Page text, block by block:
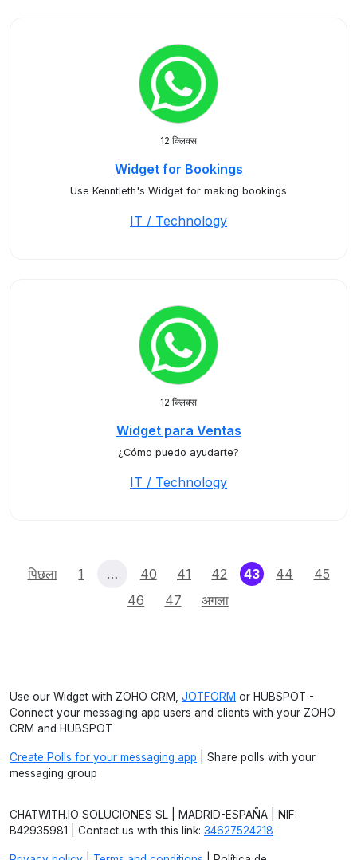
12 क्लिक्स
Widget for Bookings
Use Kenntleth's Widget for making bookings
IT / Technology
12 क्लिक्स
Widget para Ventas
¿Cómo puedo ayudarte?
IT / Technology
पिछला 1 … 40 41 42 43(current)
44
45
46
47 अगला
Use our Widget with ZOHO CRM, JOTFORM or HUBSPOT -
Connect your messaging app users and clients with your ZOHO
CRM and HUBSPOT
Create Polls for your messaging app | Share polls with your
messaging group
CHATWITH.IO SOLUCIONES SL | MADRID-ESPAÑA | NIF:
B42935981 | Contact us with this link: 34627524218